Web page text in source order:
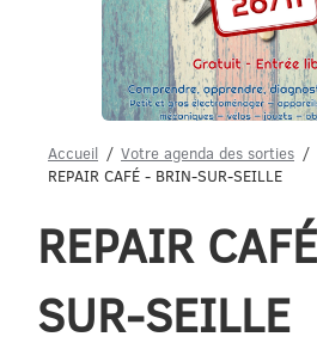
Accueil
Votre agenda des sorties
REPAIR CAFÉ - BRIN-SUR-SEILLE
REPAIR
SUR-SEILLE